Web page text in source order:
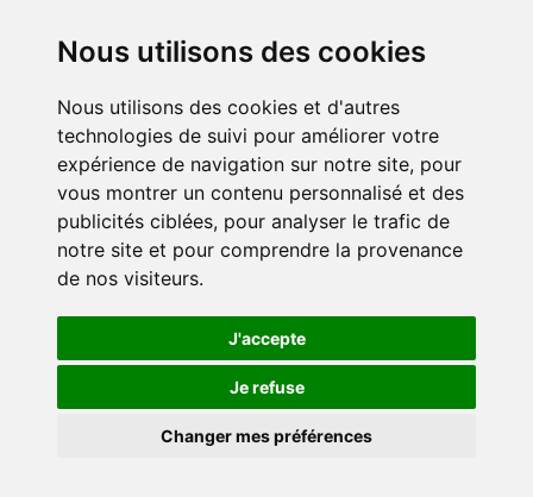
Nous utilisons des cookies
Nous utilisons des cookies et d'autres
technologies de suivi pour améliorer votre
expérience de navigation sur notre site, pour
vous montrer un contenu personnalisé et des
publicités ciblées, pour analyser le trafic de
notre site et pour comprendre la provenance
de nos visiteurs.
J'accepte
Je refuse
Changer mes préférences
applicable aux voitures).
Toutes les questions / réponses
Qu'est ce que le LOF ?
Quelle est la différence entre le LOF et le non LOF ?
A quel âge est disponible le chiot ?
Est ce que vous avez des portées disponibles
régulièrement ?
Est ce que le chiot est habitué aux chats ?
Que mange le chiot au départ ?
Combien de fois par jour mange t-il ?